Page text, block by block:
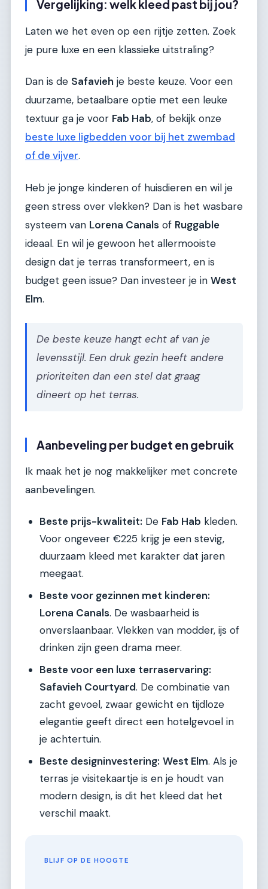
Vergelijking: welk kleed past bij jou?
Laten we het even op een rijtje zetten. Zoek
je pure luxe en een klassieke uitstraling?
Dan is de Safavieh je beste keuze. Voor een
duurzame, betaalbare optie met een leuke
textuur ga je voor Fab Hab, of bekijk onze
beste luxe ligbedden voor bij het zwembad
of de vijver.
Heb je jonge kinderen of huisdieren en wil je
geen stress over vlekken? Dan is het wasbare
systeem van Lorena Canals of Ruggable
ideaal. En wil je gewoon het allermooiste
design dat je terras transformeert, en is
budget geen issue? Dan investeer je in West
Elm.
De beste keuze hangt echt af van je
levensstijl. Een druk gezin heeft andere
prioriteiten dan een stel dat graag
dineert op het terras.
Aanbeveling per budget en gebruik
Ik maak het je nog makkelijker met concrete
aanbevelingen.
Beste prijs-kwaliteit: De Fab Hab kleden.
Voor ongeveer €225 krijg je een stevig,
duurzaam kleed met karakter dat jaren
meegaat.
Beste voor gezinnen met kinderen:
Lorena Canals. De wasbaarheid is
onverslaanbaar. Vlekken van modder, ijs of
drinken zijn geen drama meer.
Beste voor een luxe terraservaring:
Safavieh Courtyard. De combinatie van
zacht gevoel, zwaar gewicht en tijdloze
elegantie geeft direct een hotelgevoel in
je achtertuin.
Beste designinvestering: West Elm. Als je
terras je visitekaartje is en je houdt van
modern design, is dit het kleed dat het
verschil maakt.
BLIJF OP DE HOOGTE